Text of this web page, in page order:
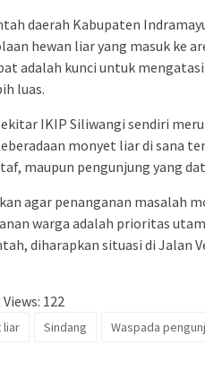
daerah Kabupaten
hewan liar yang masuk ke
adalah kunci untuk
luas.
IKIP Siliwangi sendiri
monyet liar di sana
maupun pengunjung yang
agar penanganan masalah
warga adalah prioritas
diharapkan situasi di Jalan
122
liar Sindang Waspada